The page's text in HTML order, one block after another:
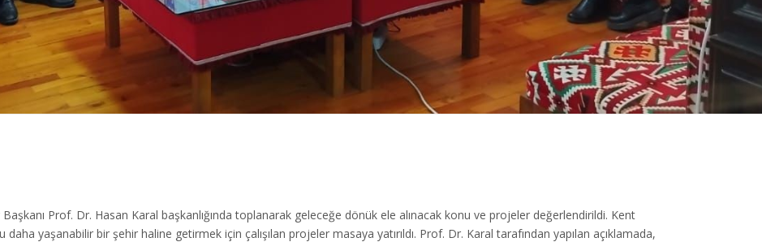
Prof. Dr. Hasan Karal başkanlığında toplanarak geleceğe dönük ele alınacak konu ve projeler değerlendirildi. Kent
yaşanabilir bir şehir haline getirmek için çalışılan projeler masaya yatırıldı. Prof. Dr. Karal tarafından yapılan açıklamada,